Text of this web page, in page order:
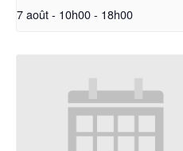
7 août - 10h00- 18h00